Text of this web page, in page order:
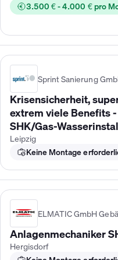
3.500 € - 4.000 € pro
Sprint Sanierung
Krisensicherheit,
extrem viele Benefits
SHK/Gas-
Leipzig
Keine Montage
ELMATIC GmbH
Anlagenmechaniker
Hergisdorf